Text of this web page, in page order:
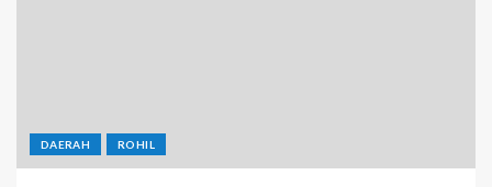
DAERAH ROHIL